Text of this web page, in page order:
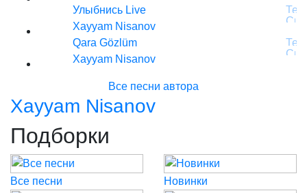
Улыбнись Live
Xayyam Nisanov
Qara Gözlüm
Xayyam Nisanov
Все песни автора
Xayyam Nisanov
Подборки
Все песни Новинки